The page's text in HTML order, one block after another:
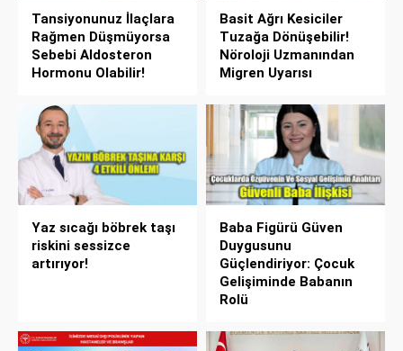
Tansiyonunuz İlaçlara
Rağmen Düşmüyorsa
Sebebi Aldosteron
Hormonu Olabilir!
Basit Ağrı Kesiciler
Tuzağa Dönüşebilir!
Nöroloji Uzmanından
Migren Uyarısı
Yaz sıcağı böbrek taşı
riskini sessizce
artırıyor!
Baba Figürü Güven
Duygusunu
Güçlendiriyor: Çocuk
Gelişiminde Babanın
Rolü